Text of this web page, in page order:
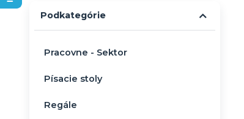
Podkategórie
Pracovne - Sektor
Písacie stoly
Regále